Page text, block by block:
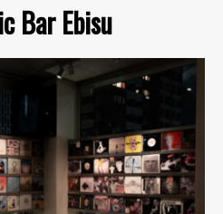
Bar Ebisu